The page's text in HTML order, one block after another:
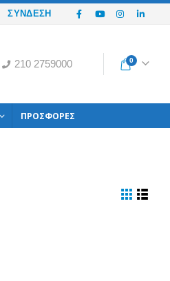
ΣΎΝΔΕΣΗ
210 2759000 0
ΠΡΟΣΦΟΡΈΣ